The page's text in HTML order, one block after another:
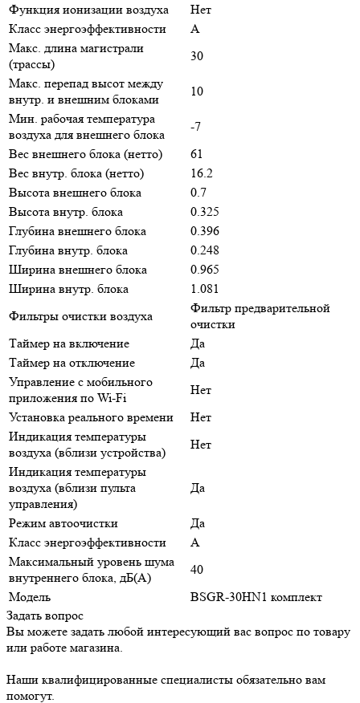
Функция ионизации воздуха
Нет
Класс энергоэффективности
A
Макс. длина магистрали
(трассы)
30
Макс. перепад высот между
внутр. и внешним блоками
10
Мин. рабочая температура
воздуха для внешнего блока
-7
Вес внешнего блока (нетто)
61
Вес внутр. блока (нетто)
16.2
Высота внешнего блока
0.7
Высота внутр. блока
0.325
Глубина внешнего блока
0.396
Глубина внутр. блока
0.248
Ширина внешнего блока
0.965
Ширина внутр. блока
1.081
Фильтры очистки воздуха
Фильтр предварительной
очистки
Таймер на включение
Да
Таймер на отключение
Да
Управление c мобильного
приложения по Wi-Fi
Нет
Установка реального времени
Нет
Индикация температуры
воздуха (вблизи устройства)
Нет
Индикация температуры
воздуха (вблизи пульта
управления)
Да
Режим автоочистки
Да
Класс энергоэффективности
A
Максимальный уровень шума
внутреннего блока, дБ(А)
40
Модель
BSGR-30HN1 комплект
Задать вопрос
Вы можете задать любой интересующий вас вопрос по товару
или работе магазина.
Наши квалифицированные специалисты обязательно вам
помогут.